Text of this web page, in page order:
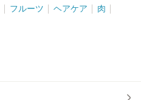
フルーツ ヘアケア 肉